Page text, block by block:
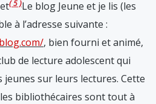
5 Le blog Jeune et je lis (les
à l’adresse suivante :
, bien fourni et animé,
de lecture adolescent qui
jeunes sur leurs lectures. Cette
bibliothécaires sont tout à